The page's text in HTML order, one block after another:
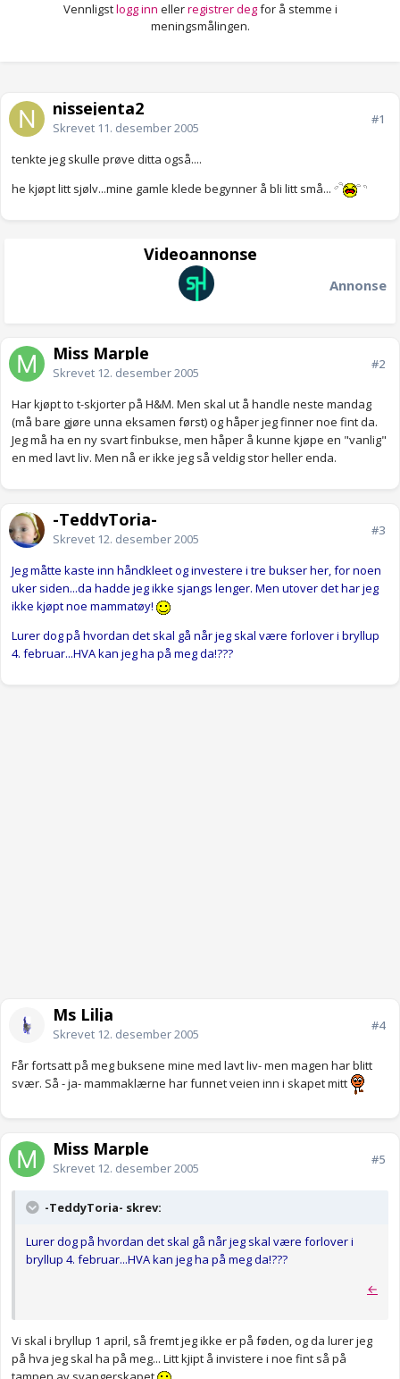
Vennligstlogg inn ellerregistrer degfor å stemme i
meningsmålingen.
nissejenta2
Skrevet 11. desember 2005
#1
tenkte jeg skulle prøve ditta også....
he kjøpt litt sjølv...mine gamle klede begynner å bli litt små...
Videoannonse
Annonse
Miss Marple
Skrevet 12. desember 2005
#2
Har kjøpt to t-skjorter på H&M. Men skal ut å handle neste mandag
(må bare gjøre unna eksamen først) og håper jeg finner noe fint da.
Jeg må ha en ny svart finbukse, men håper å kunne kjøpe en "vanlig"
en med lavt liv. Men nå er ikke jeg så veldig stor heller enda.
-TeddyToria-
Skrevet 12. desember 2005
#3
Jeg måtte kaste inn håndkleet og investere i tre bukser her, for noen
uker siden...da hadde jeg ikke sjangs lenger. Men utover det har jeg
ikke kjøpt noe mammatøy!
Lurer dog på hvordan det skal gå når jeg skal være forlover i bryllup
4. februar...HVA kan jeg ha på meg da!???
Ms Lilja
Skrevet 12. desember 2005
#4
Får fortsatt på meg buksene mine med lavt liv- men magen har blitt
svær. Så - ja- mammaklærne har funnet veien inn i skapet mitt
Miss Marple
Skrevet 12. desember 2005
#5
-TeddyToria- skrev:
Lurer dog på hvordan det skal gå når jeg skal være forlover i
bryllup 4. februar...HVA kan jeg ha på meg da!???
←
Vi skal i bryllup 1 april, så fremt jeg ikke er på føden, og da lurer jeg
på hva jeg skal ha på meg... Litt kjipt å invistere i noe fint så på